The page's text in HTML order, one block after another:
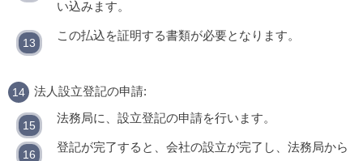
い込みます。
この払込を証明する書類が必要となります。
法人設立登記の申請:
法務局に、設立登記の申請を行います。
登記が完了すると、会社の設立が完了し、法務局から